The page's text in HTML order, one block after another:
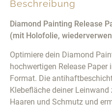
Beschreibung
Diamond Painting Release
(mit Holofolie,
Optimiere dein Diamond
hochwertigen Release
Format. Die
Klebefläche deiner
Haaren und Schmutz und